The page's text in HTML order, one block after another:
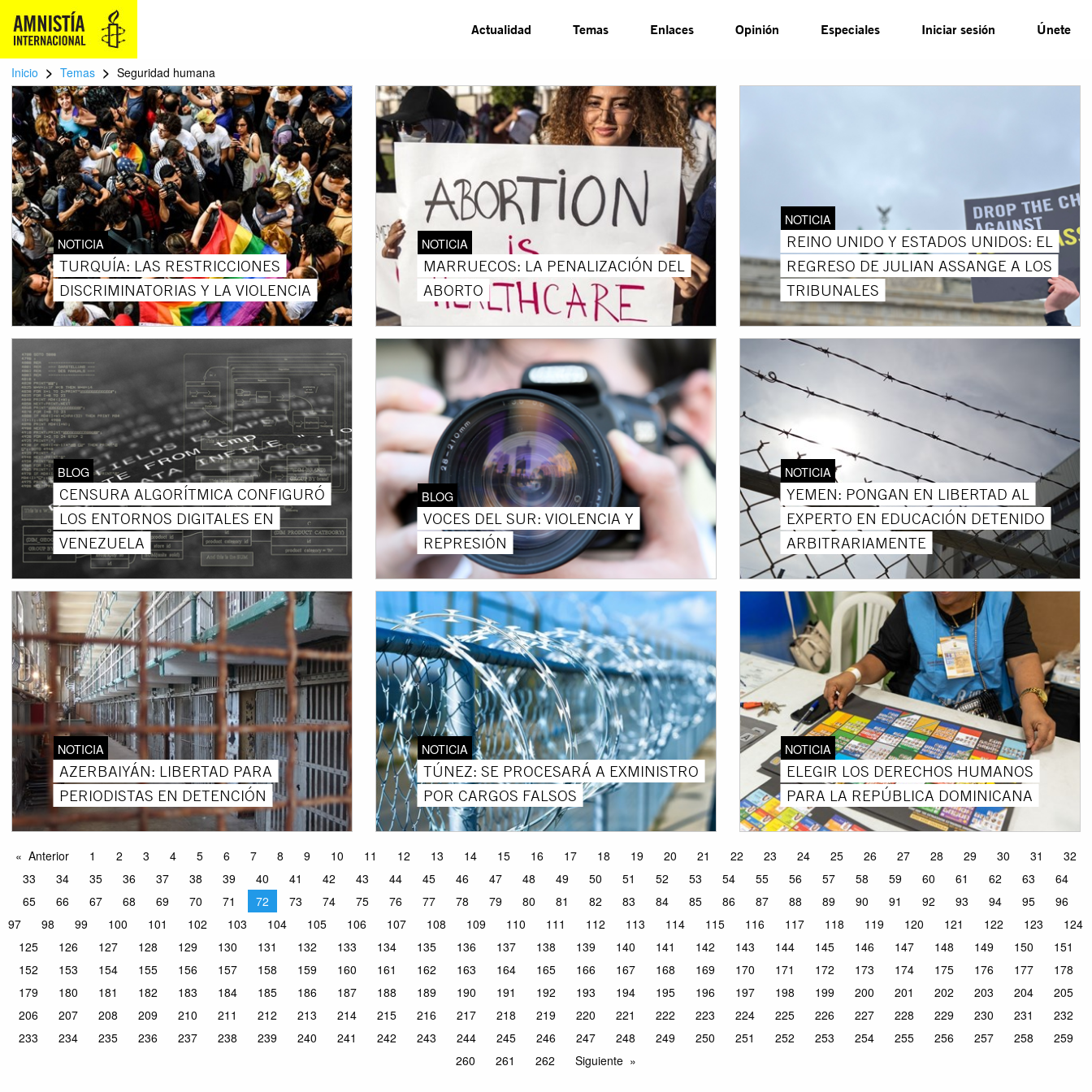
Actualidad Temas Enlaces Opinión Especiales Iniciar sesión Únete
Inicio > Temas > Seguridad humana
NOTICIA
TURQUÍA: LAS RESTRICCIONES
DISCRIMINATORIAS Y LA VIOLENCIA
NOTICIA
MARRUECOS: LA PENALIZACIÓN DEL
ABORTO
NOTICIA
REINO UNIDO Y ESTADOS UNIDOS: EL
REGRESO DE JULIAN ASSANGE A LOS
TRIBUNALES
BLOG
CENSURA ALGORÍTMICA CONFIGURÓ
LOS ENTORNOS DIGITALES EN
VENEZUELA
BLOG
VOCES DEL SUR: VIOLENCIA Y
REPRESIÓN
NOTICIA
YEMEN: PONGAN EN LIBERTAD AL
EXPERTO EN EDUCACIÓN DETENIDO
ARBITRARIAMENTE
NOTICIA
AZERBAIYÁN: LIBERTAD PARA
PERIODISTAS EN DETENCIÓN
NOTICIA
TÚNEZ: SE PROCESARÁ A EXMINISTRO
POR CARGOS FALSOS
NOTICIA
ELEGIR LOS DERECHOS HUMANOS
PARA LA REPÚBLICA DOMINICANA
Anterior 1 2 3 4 5 6 7 8 9 10 11 12 13 14 15 16 17 18 19 20 21 22 23 24 25 26 27 28 29 30 31
32
33
34 35 36 37 38 39 40 41 42 43 44 45 46 47 48 49 50 51 52 53 54 55 56 57 58 59 60 61 62 63
64
65
66 67 68 69 70 71 72 73 74 75 76 77 78 79 80 81 82 83 84 85 86 87 88 89 90 91 92 93 94 95
96
97
98 99 100 101 102 103 104 105 106 107 108 109 110 111 112 113 114 115 116 117 118 119 120 121 122 123
124
125
126 127 128 129 130 131 132 133 134 135 136 137 138 139 140 141 142 143 144 145 146 147 148 149 150
151
152
153 154 155 156 157 158 159 160 161 162 163 164 165 166 167 168 169 170 171 172 173 174 175 176 177
178
179
180 181 182 183 184 185 186 187 188 189 190 191 192 193 194 195 196 197 198 199 200 201 202 203 204
205
206
207 208 209 210 211 212 213 214 215 216 217 218 219 220 221 222 223 224 225 226 227 228 229 230 231
232
233
234 235 236 237 238 239 240 241 242 243 244 245 246 247 248 249 250 251 252 253 254 255 256 257 258
259
260
261 262 Siguiente